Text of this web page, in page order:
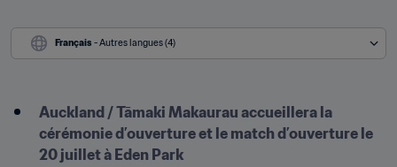
Français - Autres langues (4)
Auckland / Tāmaki Makaurau accueillera la
cérémonie d’ouverture et le match d’ouverture le
20 juillet à Eden Park